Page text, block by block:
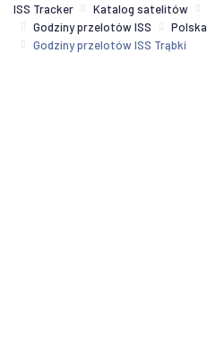
ISS Tracker Katalog satelitów
Godziny przelotów ISS
Polska
Godziny przelotów ISS Trąbki